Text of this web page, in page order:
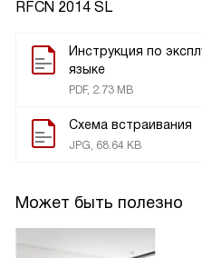
RFCN 2014 SL
Инструкция по
языке
PDF, 2.73 MB
Схема встраивания
JPG, 68.64 KB
Может быть полезно